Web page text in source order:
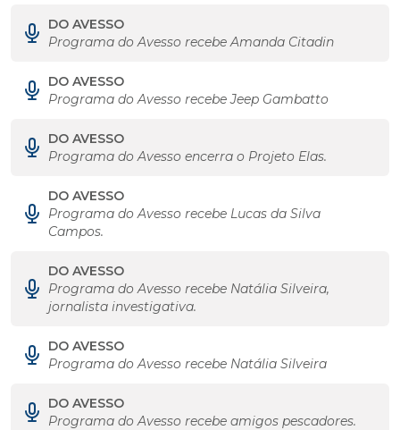
DO AVESSO
Programa do Avesso recebe Amanda Citadin
DO AVESSO
Programa do Avesso recebe Jeep Gambatto
DO AVESSO
Programa do Avesso encerra o Projeto Elas.
DO AVESSO
Programa do Avesso recebe Lucas da Silva
Campos.
DO AVESSO
Programa do Avesso recebe Natália Silveira,
jornalista investigativa.
DO AVESSO
Programa do Avesso recebe Natália Silveira
DO AVESSO
Programa do Avesso recebe amigos pescadores.